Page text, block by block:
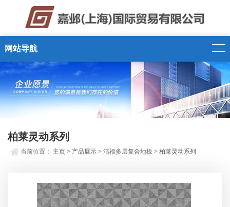
网站导航
柏莱灵动系列
当前位置： 主页 > 产品展示 >洁福多层复合地板 >柏莱灵动系列